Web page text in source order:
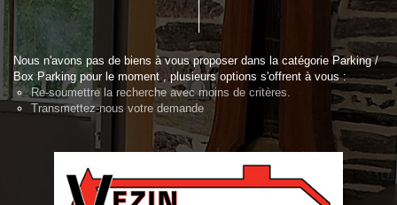
Nous n'avons pas de biens à vous proposer dans la catégorie Parking /
Box Parking pour le moment , plusieurs options s'offrent à vous :
Re-soumettre la recherche avec moins de critères.
Transmettez-nous votre demande